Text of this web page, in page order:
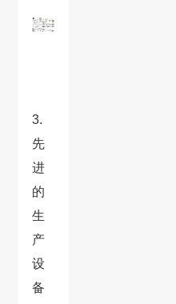
3.
先
进
的
生
产
设
备